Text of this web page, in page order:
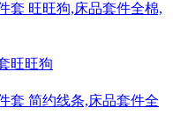
旺旺狗